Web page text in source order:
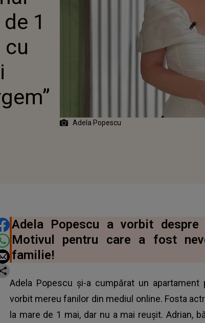
„NOI AVEAM
1
cu
Adela Popescu
ARTICOLUL
Adela Popescu a vorbit
Motivul pentru care a fost
familie!
Adela Popescu și-a cumpărat un
vorbit mereu fanilor din mediul online. Fosta
la mare de 1 mai, dar nu a mai reușit. Adrian,